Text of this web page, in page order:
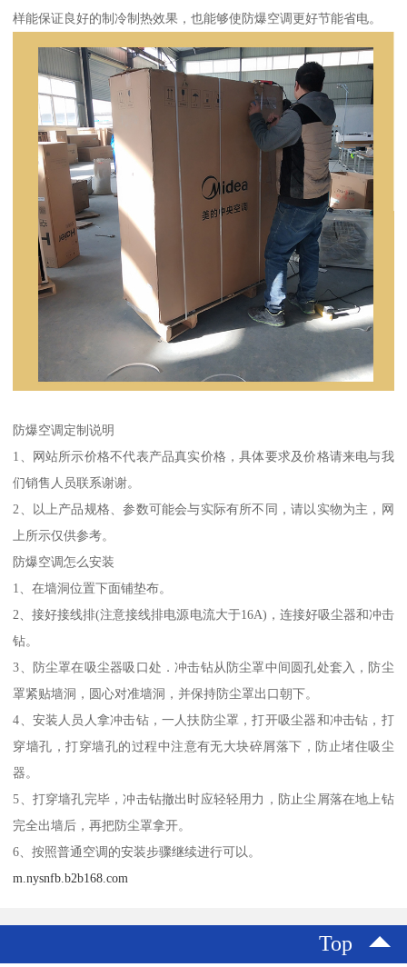
样能保证良好的制冷制热效果，也能够使防爆空调更好节能省电。
防爆空调定制说明
1、网站所示价格不代表产品真实价格，具体要求及价格请来电与我
们销售人员联系谢谢。
2、以上产品规格、参数可能会与实际有所不同，请以实物为主，网
上所示仅供参考。
防爆空调怎么安装
1、在墙洞位置下面铺垫布。
2、接好接线排(注意接线排电源电流大于16A)，连接好吸尘器和冲击
钻。
3、防尘罩在吸尘器吸口处．冲击钻从防尘罩中间圆孔处套入，防尘
罩紧贴墙洞，圆心对准墙洞，并保持防尘罩出口朝下。
4、安装人员人拿冲击钻，一人扶防尘罩，打开吸尘器和冲击钻，打
穿墙孔，打穿墙孔的过程中注意有无大块碎屑落下，防止堵住吸尘
器。
5、打穿墙孔完毕，冲击钻撤出时应轻轻用力，防止尘屑落在地上钻
完全出墙后，再把防尘罩拿开。
6、按照普通空调的安装步骤继续进行可以。
m.nysnfb.b2b168.com
Top